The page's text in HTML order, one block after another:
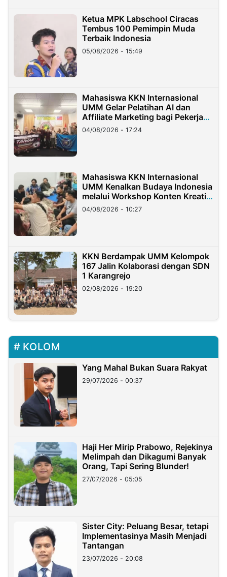
Ketua MPK Labschool Ciracas
Tembus 100 Pemimpin Muda
Terbaik Indonesia
05/08/2026 - 15:49
Mahasiswa KKN Internasional
UMM Gelar Pelatihan AI dan
Affiliate Marketing bagi Pekerja
Migran Indonesia di Taiwan
04/08/2026 - 17:24
Mahasiswa KKN Internasional
UMM Kenalkan Budaya Indonesia
melalui Workshop Konten Kreatif
di Taiwan
04/08/2026 - 10:27
KKN Berdampak UMM Kelompok
167 Jalin Kolaborasi dengan SDN
1 Karangrejo
02/08/2026 - 19:20
KOLOM
Yang Mahal Bukan Suara Rakyat
29/07/2026 - 00:37
Haji Her Mirip Prabowo, Rejekinya
Melimpah dan Dikagumi Banyak
Orang, Tapi Sering Blunder!
27/07/2026 - 05:05
Sister City: Peluang Besar, tetapi
Implementasinya Masih Menjadi
Tantangan
23/07/2026 - 20:08